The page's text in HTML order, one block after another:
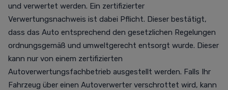
und verwertet werden. Ein zertifizierter
Verwertungsnachweis ist dabei Pflicht. Dieser bestätigt,
dass das Auto entsprechend den gesetzlichen Regelungen
ordnungsgemäß und umweltgerecht entsorgt wurde. Dieser
kann nur von einem zertifizierten
Autoverwertungsfachbetrieb ausgestellt werden. Falls Ihr
Fahrzeug über einen Autoverwerter verschrottet wird, kann